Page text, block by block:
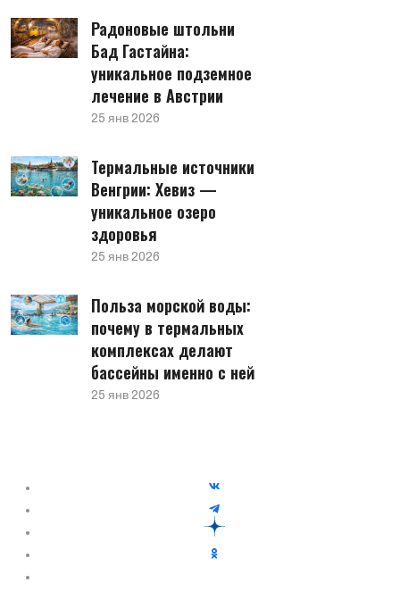
Радоновые штольни
Бад Гастайна:
уникальное подземное
лечение в Австрии
25 янв 2026
Термальные источники
Венгрии: Хевиз —
уникальное озеро
здоровья
25 янв 2026
Польза морской воды:
почему в термальных
комплексах делают
бассейны именно с ней
25 янв 2026